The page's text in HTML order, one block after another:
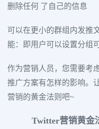
删除任何 了自己的信息
可以在更小的群组内发推
能：即用户可以设置分组
作为营销人员，您需要考
推广方案有怎样的影响。
营销的黄金法则吧~
Twitter营销黄金